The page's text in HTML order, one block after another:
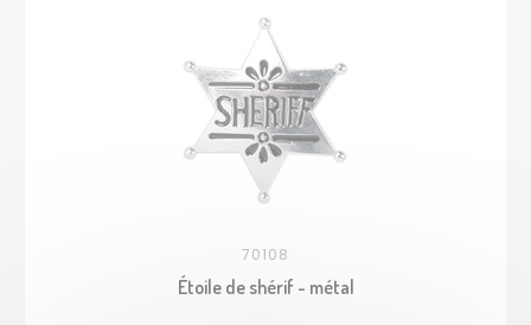
70108
Étoile de shérif - métal